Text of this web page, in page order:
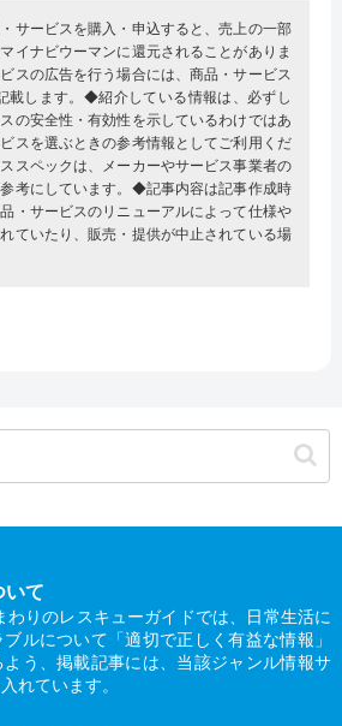
サービスを購入・申込すると、売上の一部
イナビウーマンに還元されることがありま
スの広告を行う場合には、商品・サービス
載します。◆紹介している情報は、必ずし
の安全性・有効性を示しているわけではあ
スを選ぶときの参考情報としてご利用くだ
スペックは、メーカーやサービス事業者の
考にしています。◆記事内容は記事作成時
・サービスのリニューアルによって仕様や
ていたり、販売・提供が中止されている場
いて
わりのレスキューガイドでは、日常生活に
ルについて「適切で正しく有益な情報」
う、掲載記事には、当該ジャンル情報サ
れています。